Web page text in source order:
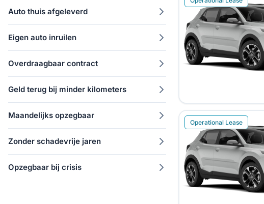
Operational Lease
Auto thuis afgeleverd
Eigen auto inruilen
Overdraagbaar contract
Geld terug bij minder kilometers
Maandelijks opzegbaar
Zonder schadevrije jaren
Opzegbaar bij crisis